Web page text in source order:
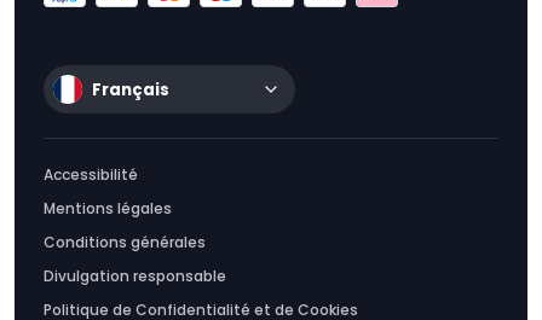
Français
Accessibilité
Mentions légales
Conditions générales
Divulgation responsable
Politique de Confidentialité et de Cookies